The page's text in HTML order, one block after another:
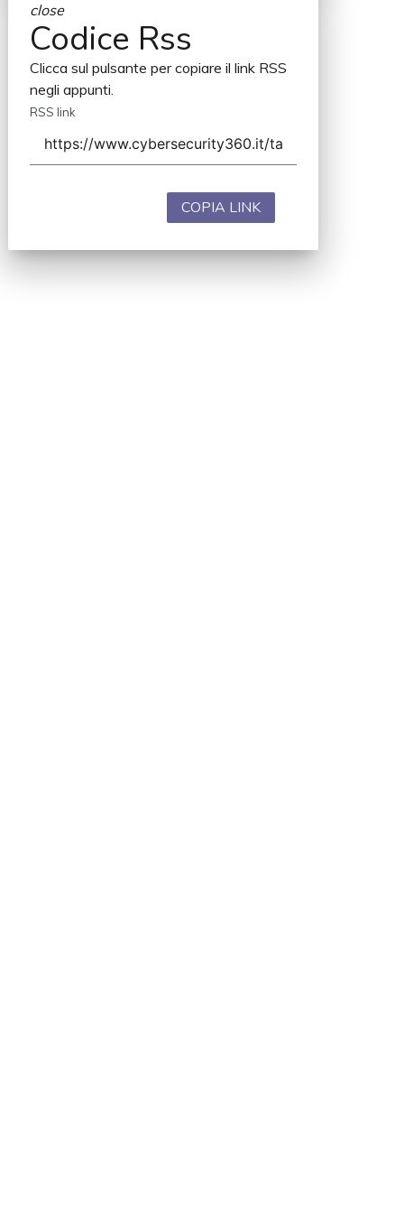
close
Codice Rss
Clicca sul pulsante per copiare il link RSS
negli appunti.
RSS link
COPIA LINK